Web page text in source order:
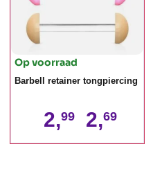
Op voorraad
Barbell retainer tongpiercing
2,99 2,69